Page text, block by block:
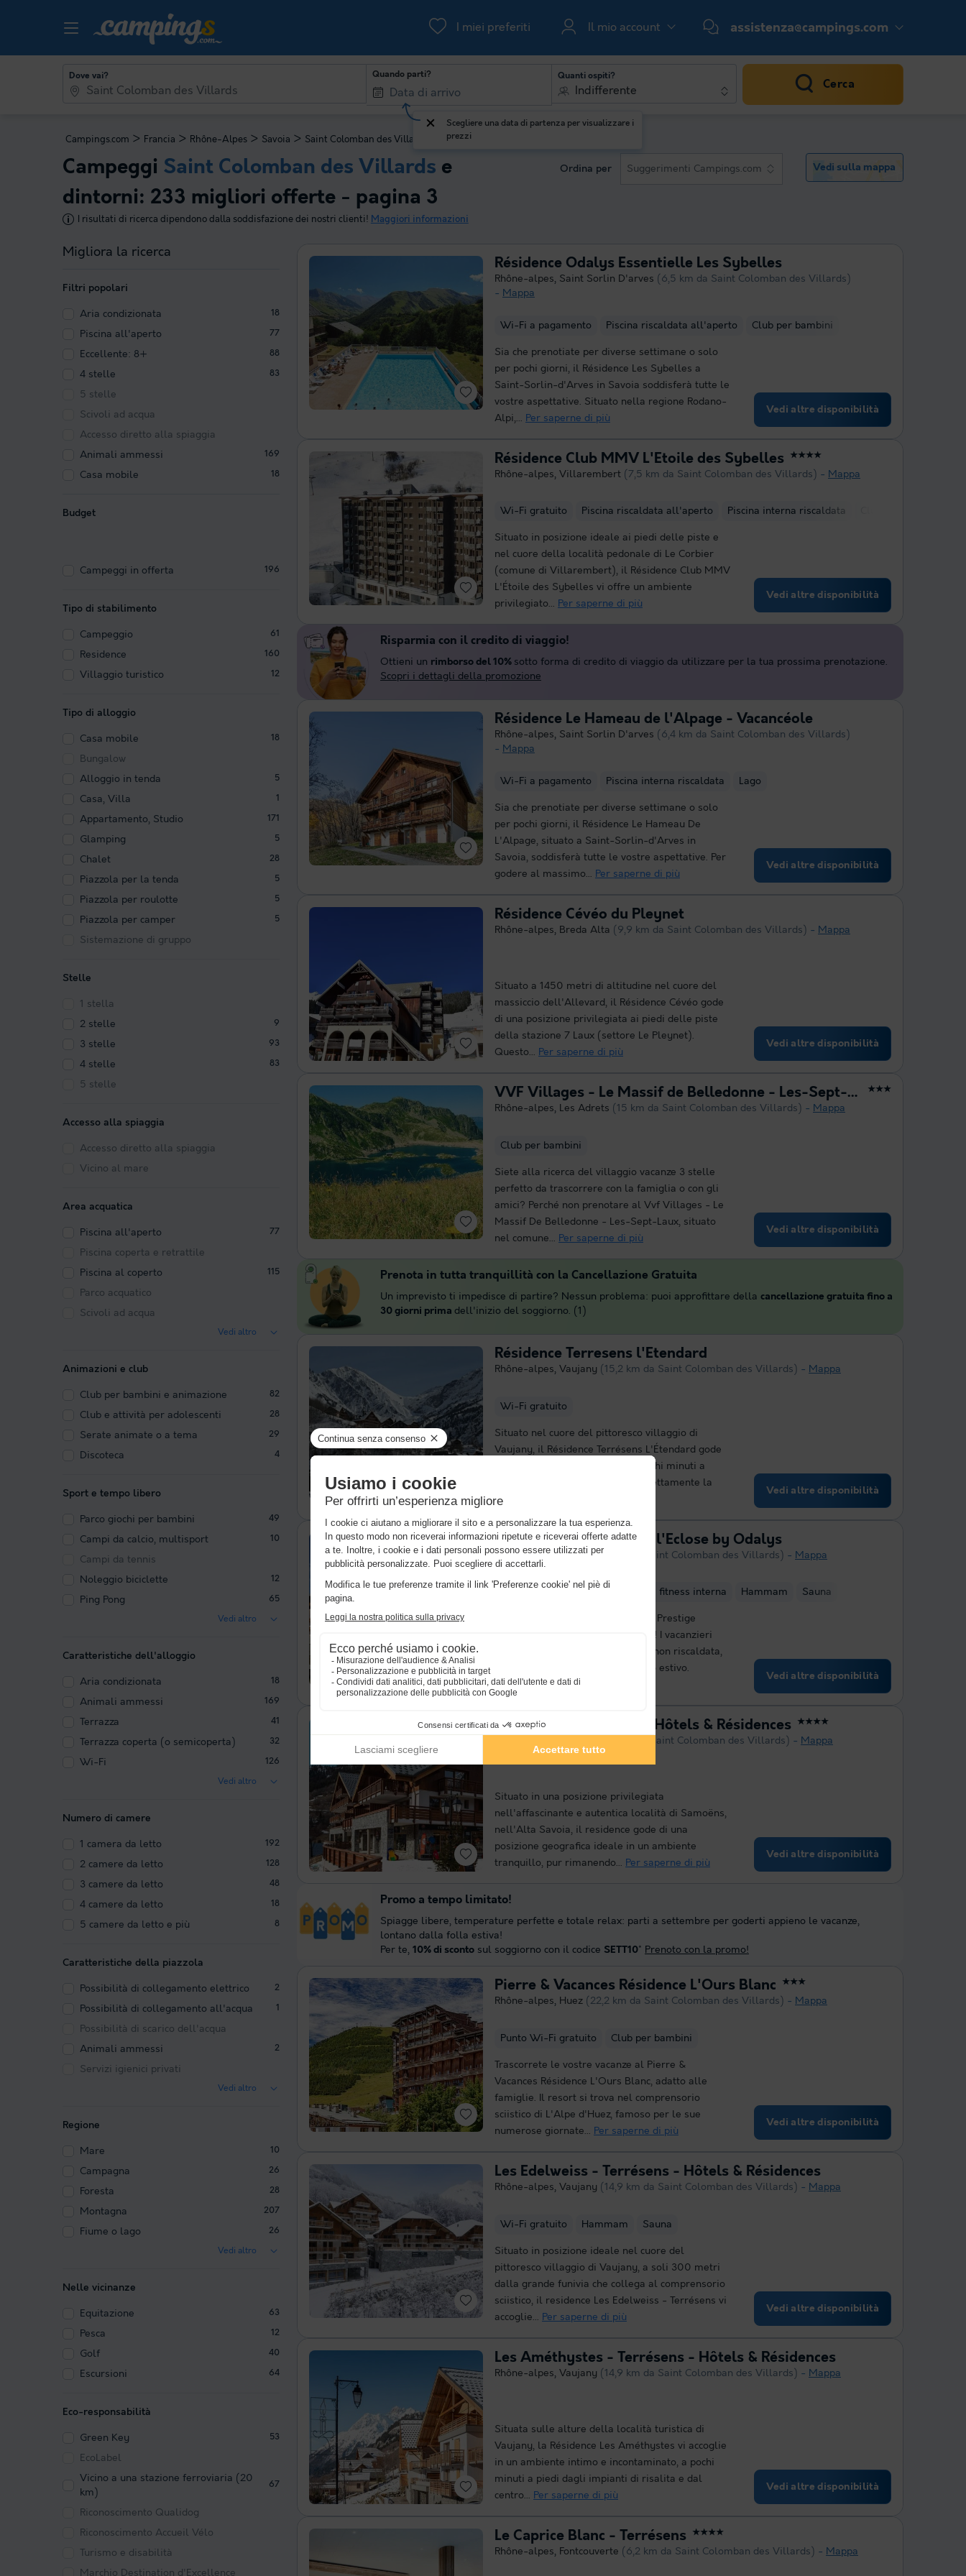
I miei preferiti Il mio account assistenza@campings.com
Dove vai? Quando parti?
Scegliere una data di partenza per visualizzare i
prezzi
Quanti ospiti?
Indifferente Cerca
Campings.com > Francia > Rhône-Alpes > Savoia > Saint Colomban des Villards
Campeggi Saint Colomban des Villards e
dintorni: 233 migliori offerte - pagina 3
I risultati di ricerca dipendono dalla soddisfazione dei nostri clienti! Maggiori informazioni
Ordina per Suggerimenti Campings.com Vedi sulla mappa
Migliora la ricerca
Filtri popolari
Aria condizionata 18
Piscina all'aperto 77
Eccellente: 8+ 88
4 stelle 83
5 stelle
Scivoli ad acqua
Accesso diretto alla spiaggia
Animali ammessi
169
Casa mobile 18
Budget
Campeggi in offerta 196
Tipo di stabilimento
Campeggio 61
Residence 160
Villaggio turistico 12
Tipo di alloggio
Casa mobile 18
Bungalow
Alloggio in tenda
5
Casa, Villa 1
Appartamento, Studio 171
Glamping 5
Chalet 28
Piazzola per la tenda 5
Piazzola per roulotte 5
Piazzola per camper 5
Sistemazione di gruppo
Stelle
1 stella
2 stelle
9
3 stelle 93
4 stelle 83
5 stelle
Accesso alla spiaggia
Accesso diretto alla spiaggia
Vicino al mare
Area acquatica
Piscina all'aperto 77
Piscina coperta e retrattile
Piscina al coperto
115
Parco acquatico
Scivoli ad acqua
Vedi altro
Animazioni e club
Club per bambini e animazione 82
Club e attività per adolescenti 28
Serate animate o a tema 29
Discoteca 4
Sport e tempo libero
Parco giochi per bambini 49
Campi da calcio, multisport 10
Campi da tennis
Noleggio biciclette
12
Ping Pong 65
Vedi altro
Caratteristiche dell'alloggio
Aria condizionata 18
Animali ammessi 169
Terrazza 41
Terrazza coperta (o semicoperta) 32
Wi-Fi 126
Vedi altro
Numero di camere
1 camera da letto 192
2 camere da letto 128
3 camere da letto 48
4 camere da letto 18
5 camere da letto e più 8
Caratteristiche della piazzola
Possibilità di collegamento elettrico 2
Possibilità di collegamento all'acqua 1
Possibilità di scarico dell'acqua
Animali ammessi
2
Servizi igienici privati
Vedi altro
Regione
Mare 10
Campagna 26
Foresta 28
Montagna 207
Fiume o lago 26
Vedi altro
Nelle vicinanze
Equitazione 63
Pesca 12
Golf 40
Escursioni 64
Eco-responsabilità
Green Key 53
EcoLabel
Vicino a una stazione ferroviaria (20
km)
67
Riconoscimento Qualidog
Riconoscimento Accueil Vélo
Turismo e disabilità
Marchio Destination d'Excellence
Résidence Odalys Essentielle Les Sybelles
Rhône-alpes, Saint Sorlin D'arves (6,5 km da Saint Colomban des Villards)
Mappa
Wi-Fi a pagamento Piscina riscaldata all'aperto Club per bambini
Sia che prenotiate per diverse settimane o solo
per pochi giorni, il Résidence Les Sybelles a
Saint-Sorlin-d'Arves in Savoia soddisferà tutte le
vostre aspettative. Situato nella regione Rodano-
Alpi,... Per saperne di più
Vedi altre disponibilità
Résidence Club MMV L'Etoile des Sybelles ★★★★
Rhône-alpes, Villarembert (7,5 km da Saint Colomban des Villards) Mappa
Wi-Fi gratuito Piscina riscaldata all'aperto Piscina interna riscaldata
Situato in posizione ideale ai piedi delle piste e
nel cuore della località pedonale di Le Corbier
(comune di Villarembert), il Résidence Club MMV
L'Étoile des Sybelles vi offre un ambiente
privilegiato... Per saperne di più
Vedi altre disponibilità
Résidence Le Hameau de l'Alpage - Vacancéole
Rhône-alpes, Saint Sorlin D'arves (6,4 km da Saint Colomban des Villards)
Mappa
Wi-Fi a pagamento Piscina interna riscaldata Lago
Sia che prenotiate per diverse settimane o solo
per pochi giorni, il Résidence Le Hameau De
L'Alpage, situato a Saint-Sorlin-d'Arves in
Savoia, soddisferà tutte le vostre aspettative. Per
godere al massimo... Per saperne di più
Vedi altre disponibilità
Résidence Cévéo du Pleynet
Rhône-alpes, Breda Alta (9,9 km da Saint Colomban des Villards) Mappa
Situato a 1450 metri di altitudine nel cuore del
massiccio dell'Allevard, il Résidence Cévéo gode
di una posizione privilegiata ai piedi delle piste
della stazione 7 Laux (settore Le Pleynet).
Questo... Per saperne di più
Vedi altre disponibilità
VVF Villages - Le Massif de Belledonne - Les-Sept-Laux ★★★
Rhône-alpes, Les Adrets (15 km da Saint Colomban des Villards) Mappa
Club per bambini
Siete alla ricerca del villaggio vacanze 3 stelle
perfetto da trascorrere con la famiglia o con gli
amici? Perché non prenotare al Vvf Villages - Le
Massif De Belledonne - Les-Sept-Laux, situato
nel comune... Per saperne di più
Vedi altre disponibilità
Résidence Terresens l'Etendard
Rhône-alpes, Vaujany (15,2 km da Saint Colomban des Villards) Mappa
Wi-Fi gratuito
Situato nel cuore del pittoresco villaggio di
Vaujany, il Résidence Terrésens L'Étendard gode
di una posizione privilegiata a pochi minuti a
piedi dalla funivia che collega direttamente la
struttura...
Vedi altre disponibilità
Hôtel et Spa Collection l'Eclose by Odalys
Rhône-alpes,Huez (22,3 km da Saint Colomban des Villards) Mappa
Piscina interna riscaldata Area fitness interna Hammam Sauna
Non cercate altro che il Résidence Prestige
Odalys L'Eclose a Huez, nell'Isère! I vacanzieri
apprezzeranno la piscina esterna non riscaldata,
accessibile solo durante il periodo estivo.
Il residence,...Per saperne di più
Vedi altre disponibilità
Le Saphir - Terrésens - Hôtels & Résidences ★★★★
(15 km da Saint Colomban des Villards) Mappa
Situato in una posizione privilegiata
nell'affascinante e autentica località di Samoëns,
nell'Alta Savoia, il residence gode di una
posizione geografica ideale in un ambiente
tranquillo, pur rimanendo... Per saperne di più
Vedi altre disponibilità
Pierre & Vacances Résidence L'Ours Blanc ★★★
Rhône-alpes, Huez (22,2 km da Saint Colomban des Villards) Mappa
Punto Wi-Fi gratuito Club per bambini
Trascorrete le vostre vacanze al Pierre &
Vacances Résidence L'Ours Blanc, adatto alle
famiglie. Il resort si trova nel comprensorio
sciistico di L'Alpe d'Huez, famoso per le sue
numerose giornate... Per saperne di più
Vedi altre disponibilità
Les Edelweiss - Terrésens - Hôtels & Résidences
Rhône-alpes, Vaujany (14,9 km da Saint Colomban des Villards) Mappa
Wi-Fi gratuito Hammam Sauna
Situato in posizione ideale nel cuore del
pittoresco villaggio di Vaujany, a soli 300 metri
dalla grande funivia che collega al comprensorio
sciistico, il residence Les Edelweiss - Terrésens vi
accoglie... Per saperne di più
Vedi altre disponibilità
Les Améthystes - Terrésens - Hôtels & Résidences
Rhône-alpes, Vaujany (14,9 km da Saint Colomban des Villards) Mappa
Situata sulle alture della località turistica di
Vaujany, la Résidence Les Améthystes vi accoglie
in un ambiente intimo e incontaminato, a pochi
minuti a piedi dagli impianti di risalita e dal
centro... Per saperne di più
Vedi altre disponibilità
Le Caprice Blanc - Terrésens ★★★★
Rhône-alpes, Fontcouverte (6,2 km da Saint Colomban des Villards) Mappa
Risparmia con il credito di viaggio!
Ottieni un rimborso del 10% sotto forma di credito di viaggio da utilizzare per la tua prossima prenotazione.
Scopri i dettagli della promozione
Prenota in tutta tranquillità con la Cancellazione Gratuita
Un imprevisto ti impedisce di partire? Nessun problema: puoi approfittare della cancellazione gratuita fino a
30 giorni prima dell'inizio del soggiorno. (1)
Promo a tempo limitato!
Spiagge libere, temperature perfette e totale relax: parti a settembre per goderti appieno le vacanze,
lontano dalla folla estiva!
Per te, 10% di sconto sul soggiorno con il codice SETT10* Prenoto con la promo!